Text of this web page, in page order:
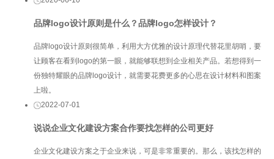
品牌logo设计原则是什么？品牌logo怎样设计？
品牌logo设计原则很简单，利用大方优雅的设计原理代替花里胡哨，要
让顾客在看到logo的第一眼，就能够联想到企业相关产品。若想得到一
份独特耀眼的品牌logo设计，就需要花费更多的心思在设计材料和图案
上啦。
2022-07-01
说说企业文化建设方案合作要找怎样的公司更好
企业文化建设方案之于企业来说，可是非常重要的。那么，该找怎样的